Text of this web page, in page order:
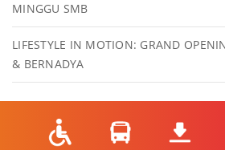
MINGGU SMB
LIFESTYLE IN MOTION: GRAND
& BERNADYA